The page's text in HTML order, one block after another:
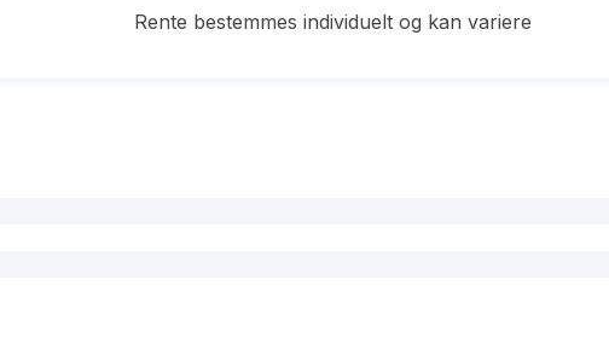
Rente bestemmes individuelt og kan variere